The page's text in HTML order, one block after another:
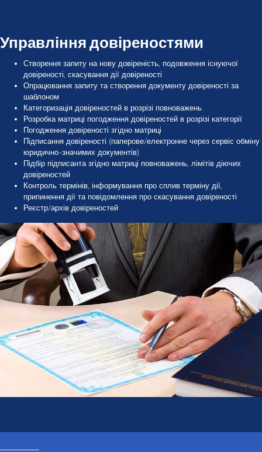
Управління довіреностями
Створення запиту на нову довіреність, подовження існуючої
довіреності, скасування дії довіреності
Опрацювання запиту та створення документу довіреності за
шаблоном
Категоризація довіреностей в розрізі повноважень
Розробка матриці погодження довіреностей в розрізі категорії
Погодження довіреності згідно матриці
Підписання довіреності (паперове/електронне через сервіс обміну
юридично-значимих документів)
Підбір підписанта згідно матриці повноважень, лімітів діючих
довіреностей
Контроль термінів, інформування про сплив терміну дії,
припинення дії та повідомлення про скасування довіреності
Реєстр/архів довіреностей